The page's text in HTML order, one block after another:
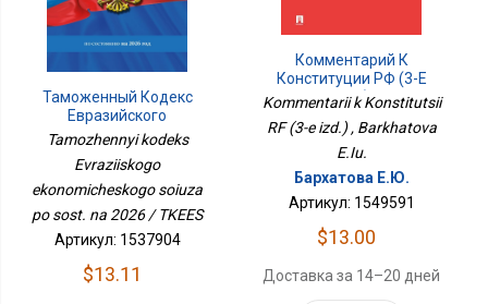
Таможенный Кодекс
Евразийского
Экономического Союза
По Сост. На 2026 /
ТКЕЭС
Tamozhennyi kodeks
Evraziiskogo
ekonomicheskogo soiuza
po sost. na 2026 / TKEES
Артикул: 1537904
$13.11
Комментарий К
Конституции РФ (3-Е
Изд.)
Kommentarii k Konstitutsii
RF (3-e izd.) , Barkhatova
E.Iu.
Бархатова Е.Ю.
Артикул: 1549591
$13.00
Доставка за 14–20 дней